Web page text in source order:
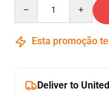
Esta promoção
Deliver to